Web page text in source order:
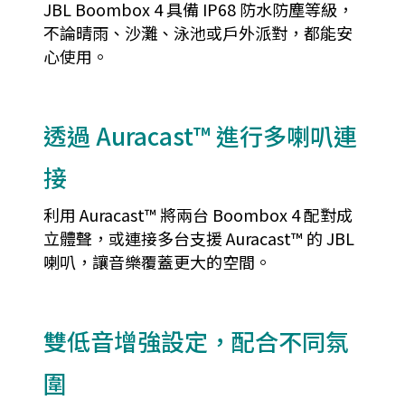
JBL Boombox 4 具備 IP68 防水防塵等級，
不論晴雨、沙灘、泳池或戶外派對，都能安
心使用。
透過 Auracast™ 進行多喇叭連
接
利用 Auracast™ 將兩台 Boombox 4 配對成
立體聲，或連接多台支援 Auracast™ 的 JBL
喇叭，讓音樂覆蓋更大的空間。
雙低音增強設定，配合不同氛
圍